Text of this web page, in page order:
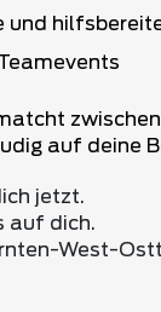
und
auf deine
jetzt.
auf dich.
West-